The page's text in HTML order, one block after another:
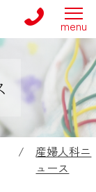
/
産婦人科ニ
ュース